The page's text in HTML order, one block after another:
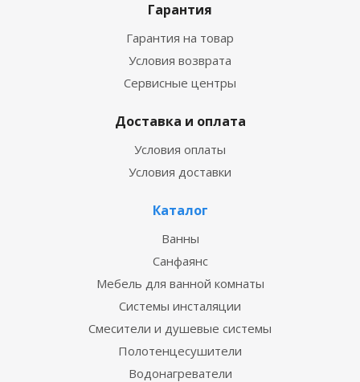
Гарантия
Гарантия на товар
Условия возврата
Сервисные центры
Доставка и оплата
Условия оплаты
Условия доставки
Каталог
Ванны
Санфаянс
Мебель для ванной комнаты
Системы инсталяции
Смесители и душевые системы
Полотенцесушители
Водонагреватели